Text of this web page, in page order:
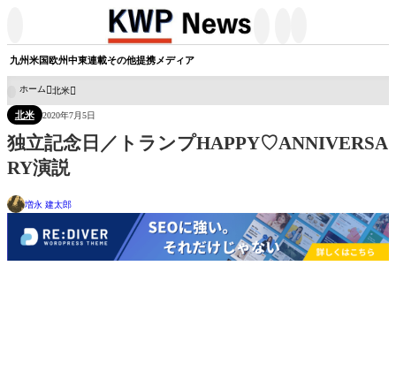
九州米国欧州中東連載その他提携メディア
ホーム 北米
北米 2020年7月5日
独立記念日／トランプHAPPY♡ANNIVERSA
RY演説
増永 建太郎